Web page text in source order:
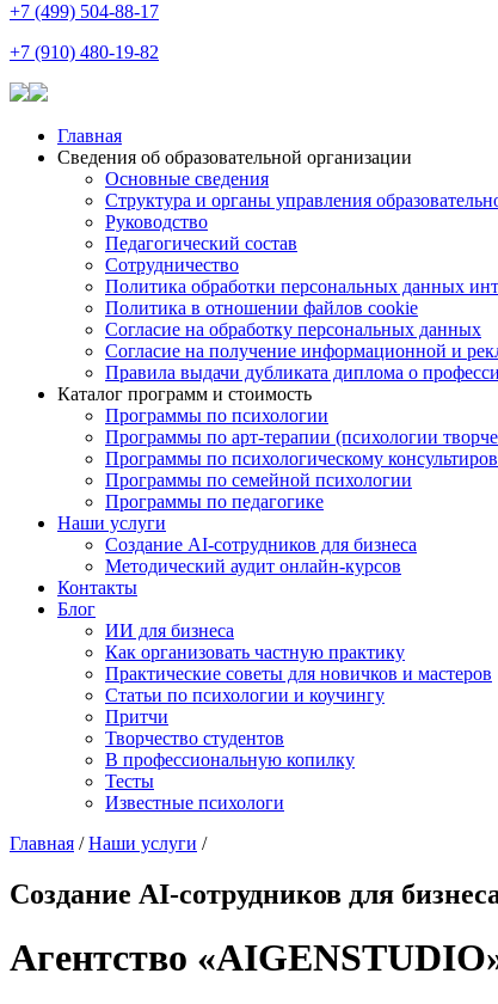
+7 (499) 504-88-17
+7 (910) 480-19-82
Главная
Сведения об образовательной организации
Основные сведения
Структура и органы управления
Руководство
Педагогический состав
Сотрудничество
Политика обработки персональных данных
Политика в отношении файлов cookie
Согласие на обработку персональных данных
Согласие на получение информационной и
Правила выдачи дубликата диплома о
Каталог программ и стоимость
Программы по психологии
Программы по арт-терапии (психологии
Программы по психологическому
Программы по семейной психологии
Программы по педагогике
Наши услуги
Создание AI-сотрудников для бизнеса
Методический аудит онлайн-курсов
Контакты
Блог
ИИ для бизнеса
Как организовать частную практику
Практические советы для новичков и мастеров
Статьи по психологии и коучингу
Притчи
Творчество студентов
В профессиональную копилку
Тесты
Известные психологи
Главная /Наши услуги /
Создание AI-сотрудников для
Агентство